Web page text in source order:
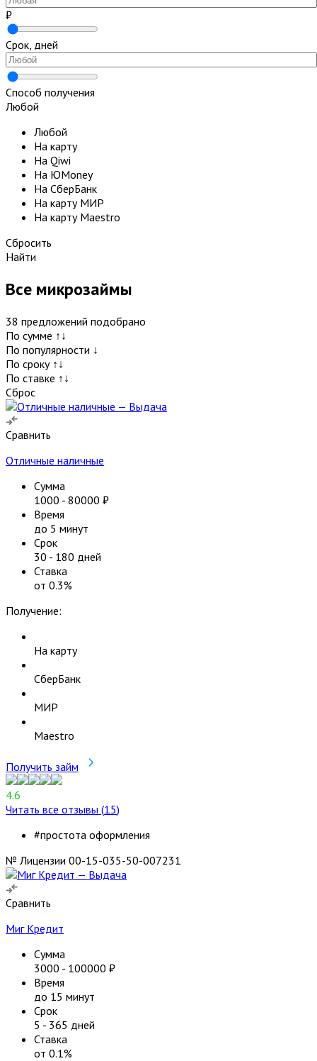
₽
Срок, дней
Способ получения
Любой
Любой
На карту
На Qiwi
На ЮMoney
На СберБанк
На карту МИР
На карту Maestro
Сбросить
Найти
Все микрозаймы
38 предложений подобрано
По сумме ↑↓
По популярности ↓
По сроку ↑↓
По ставке ↑↓
Сброс
Сравнить
Отличные наличные
Сумма
1000 - 80000 ₽
Время
до 5 минут
Срок
30 - 180 дней
Ставка
от 0.3%
Получение:
На карту
СберБанк
МИР
Maestro
Получить займ
4.6
Читать все отзывы (15)
#простота оформления
№ Лицензии 00-15-035-50-007231
Сравнить
Миг Кредит
Сумма
3000 - 100000 ₽
Время
до 15 минут
Срок
5 - 365 дней
Ставка
от 0.1%